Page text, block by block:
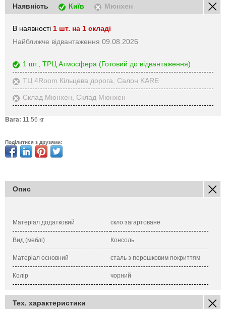
Наявність Київ Мюнхен
В наявності 1 шт. на 1 складі
Найближче відвантаження 09.08.2026
1 шт., ТРЦ Атмосфера (Готовий до відвантаження)
ТЦ 4Room Кільцева дорога, Салон KARE
Склад Мюнхен, Склад Мюнхен
Вага: 11.56 кг
Поділитися з друзями:
Опис
Матеріал додатковий скло загартоване
Вид (меблі) Консоль
Матеріал основний сталь з порошковим покриттям
Колір чорний
Тех. характеристики